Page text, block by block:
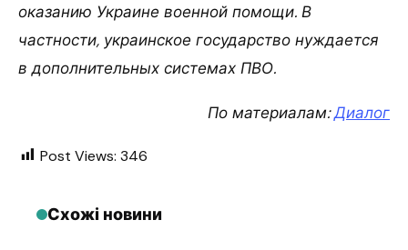
оказанию Украине военной помощи. В
частности, украинское государство нуждается
в дополнительных системах ПВО.
По материалам:Диалог
Post Views: 346
Схожі новини